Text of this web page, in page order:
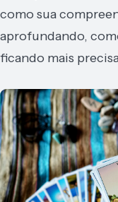
como sua
aprofundando,
ficando mais